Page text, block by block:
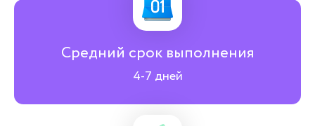
Средний срок выполнения
4-7 дней